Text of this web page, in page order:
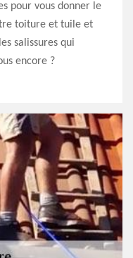
pour vous donner le
toiture et tuile et
salissures qui
encore ?